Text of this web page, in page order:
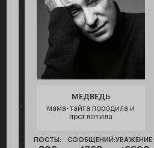
МЕДВЕДЬ
мама-тайга породила и
проглотила
ПОСТЫ: СООБЩЕНИЙ:УВАЖЕНИЕ: